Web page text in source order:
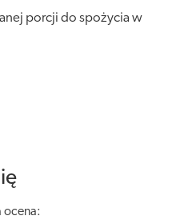
porcji do spożycia w
ocena: